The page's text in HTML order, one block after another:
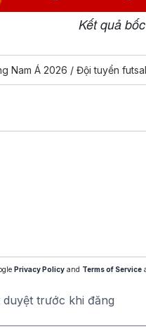
Kết quả
Nam Á 2026 / Đội tuyển
Privacy Policy and Terms of Service
trước khi đăng